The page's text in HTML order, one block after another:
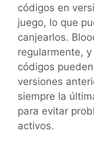
códigos en
juego, lo que
canjearlos.
regularmente,
códigos
versiones
siempre la
para evitar
activos.